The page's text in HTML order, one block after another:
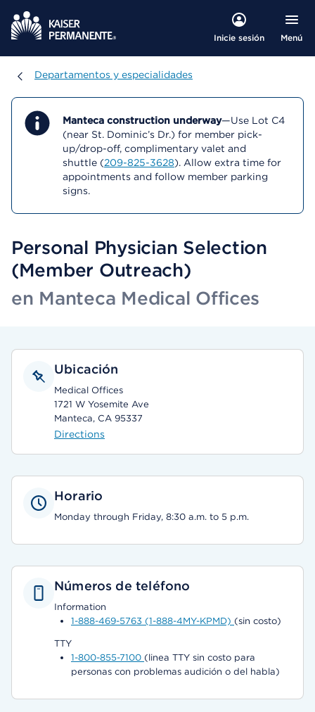
Inicie sesión Menú
Departamentos y especialidades
Departamentos y especialidades
Manteca construction underway—Use Lot C4
(near St. Dominic’s Dr.) for member pick-
up/drop-off, complimentary valet and
shuttle (209-825-3628). Allow extra time for
appointments and follow member parking
signs.
Personal Physician Selection
(Member Outreach)
en Manteca Medical Offices
Ubicación
Medical Offices
1721 W Yosemite Ave
Manteca, CA 95337
Directions
Horario
Monday through Friday, 8:30 a.m. to 5 p.m.
Números de teléfono
Information
1-888-469-5763 (1-888-4MY-KPMD) (sin costo)
TTY
1-800-855-7100 (linea TTY sin costo para
personas con problemas audición o del habla)